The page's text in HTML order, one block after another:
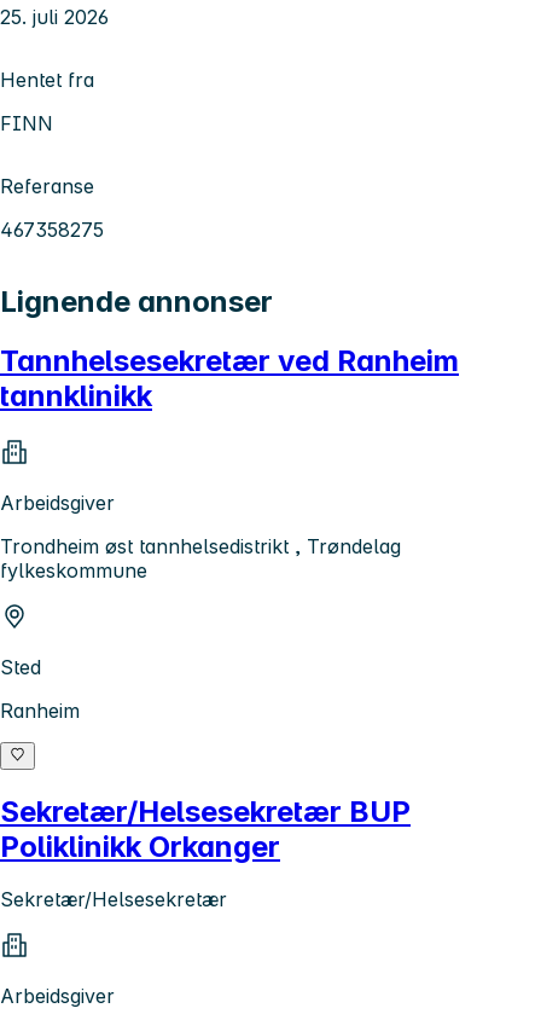
25. juli 2026
Hentet fra
FINN
Referanse
467358275
Lignende annonser
Tannhelsesekretær ved Ranheim
tannklinikk
Arbeidsgiver
Trondheim øst tannhelsedistrikt , Trøndelag
fylkeskommune
Sted
Ranheim
Sekretær/Helsesekretær BUP
Poliklinikk Orkanger
Sekretær/Helsesekretær
Arbeidsgiver